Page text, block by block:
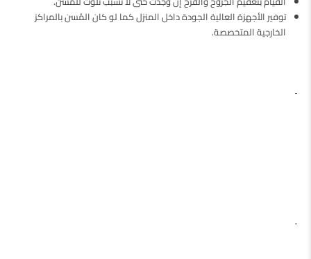
توفير الأجهزة العالية الجودة داخل المنزل كما لو كان المُسن بالمراكز
الخارجية المتخصصة.